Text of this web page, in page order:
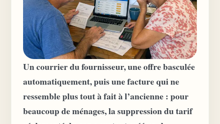
Un courrier du fournisseur, une offre basculée
automatiquement, puis une facture qui ne
ressemble plus tout à fait à l’ancienne : pour
beaucoup de ménages, la suppression du tarif